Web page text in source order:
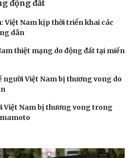
động đất
Việt Nam kịp thời triển khai các
dân
thiệt mạng do động đất tại miền
người Việt Nam bị thương vong do
Việt Nam bị thương vong trong